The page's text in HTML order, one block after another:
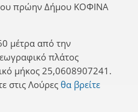
πρώην Δήμου ΚΟΦΙΝΑ
μέτρα από την
πλάτος
μήκος 25,0608907241.
στις Λούρες θα βρείτε